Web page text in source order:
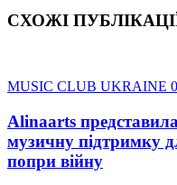
СХОЖІ
MUSIC CLUB UKRAINE 0
Alinaarts
музичну підтримку
попри війну